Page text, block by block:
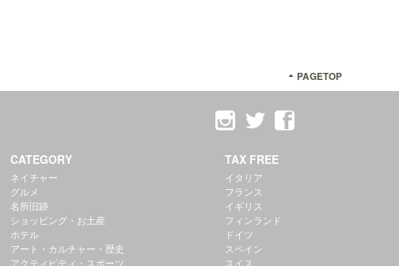
PAGETOP
CATEGORY
ネイチャー
グルメ
名所旧跡
ショッピング・お土産
ホテル
アート・カルチャー・歴史
アクティビティ・スポーツ
TAX FREE
イタリア
フランス
イギリス
フィンランド
ドイツ
スペイン
スイス